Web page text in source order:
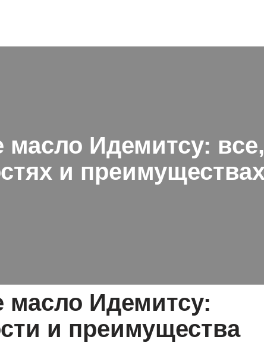
масло Идемитсу:
и преимуществах
масло Идемитсу:
и преимущества